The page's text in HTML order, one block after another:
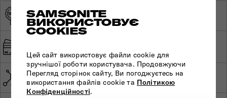
SAMSONITE
ВИКОРИСТОВУЄ
COOKIES
Цей сайт використовує файли cookie для
зручнішої роботи користувача. Продовжуючи
Перегляд сторінок сайту, Ви погоджуєтесь на
використання файлів cookie та Політикою
Конфіденційності.
ОРИГІНАЛЬНА
ПРОДУКЦІЯ
ДИСТРИБ'ЮТОР
ДОСТАВКА
МЕРЕЖА МАГАЗИНІВ ПО
УКРАЇНІ
СВІТОВА ГАРАНТІЯ